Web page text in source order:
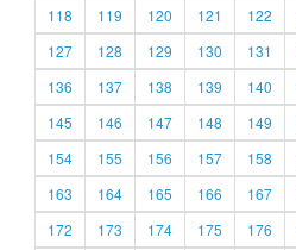
118
119 120 121 122
127
128 129 130 131
136
137 138 139 140
145
146 147 148 149
154
155 156 157 158
163
164 165 166 167
172
173 174 175 176